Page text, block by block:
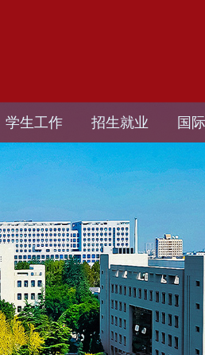
学生工作 招生就业 国